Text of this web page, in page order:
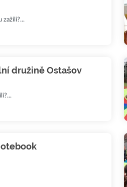
zažili?...
družině Ostašov